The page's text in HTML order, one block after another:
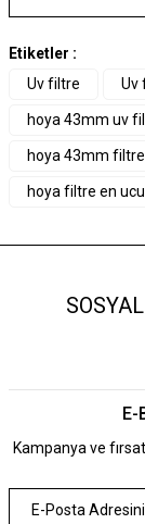
Etiketler :
Uv filtre
Uv
hoya 43mm uv
hoya 43mm
hoya filtre en
E-
Kampanya ve